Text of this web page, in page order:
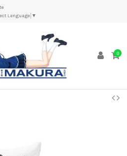
Language ▼
0